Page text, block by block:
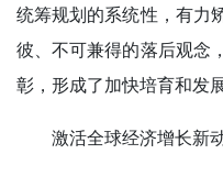
统筹规划的系统性，有力
彼、不可兼得的落后观念
彰，形成了加快培育和发
激活全球经济增长新